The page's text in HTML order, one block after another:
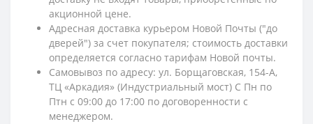
акционной цене.
Адресная доставка курьером Новой Почты ("до
дверей") за счет покупателя; стоимость доставки
определяется согласно тарифам Новой почты.
Самовывоз по адресу: ул. Борщаговская, 154-А,
ТЦ «Аркадия» (Индустриальный мост) С Пн по
Птн с 09:00 до 17:00 по договоренности с
менеджером.